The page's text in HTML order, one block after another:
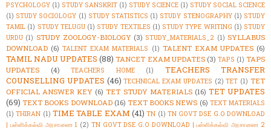
PSYCHOLOGY (1) STUDY SANSKRIT (1) STUDY SCIENCE (1) STUDY SOCIAL SCIENCE
(1) STUDY SOCIOLOGY (1) STUDY STATISTICS (1) STUDY STENOGRAPHY (1) STUDY
TAMIL (1) STUDY TELUGU (1) STUDY TEXTILES (1) STUDY TYPE WRITING (1) STUDY
URDU (1) STUDY ZOOLOGY-BIOLOGY (3) STUDY_MATERIALS_2 (1) SYLLABUS
DOWNLOAD (6) TALENT EXAM MATERIALS (1) TALENT EXAM UPDATES (6)
TAMIL NADU UPDATES (88) TANCET EXAM UPDATES (3) TAPS (1) TAPS
UPDATES
(4) TEACHERS HOME (1)
TEACHERS TRANSFER
COUNSELLING UPDATES (46) TECHNICAL EXAM UPDATES (2) TET (1) TET
OFFICIAL ANSWER KEY (6) TET STUDY MATERIALS (16) TET UPDATES
(69) TEXT BOOKS DOWNLOAD (16) TEXT BOOKS NEWS (6) TEXT MATERIALS
(1) THIRAN (1) TIME TABLE EXAM (41) TN (1) TN GOVT DSE G.O DOWNLOAD
| பள்ளிக்கல்வி அரசாணை 1 (2) TN GOVT DSE G.O DOWNLOAD | பள்ளிக்கல்வி அரசாணை 2